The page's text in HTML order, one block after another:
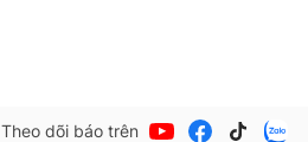
Theo dõi báo trên